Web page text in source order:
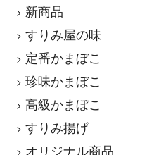
新商品
すりみ屋の味
定番かまぼこ
珍味かまぼこ
高級かまぼこ
すりみ揚げ
オリジナル商品